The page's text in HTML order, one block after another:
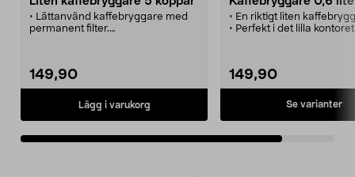
• Lättanvänd kaffebryggare med
permanent filter.
flergångsfiltret tål maskindisk.
• Torrkokningsskydd och
automatisk avstängning.
• Brygger upp till 5 koppar kaffe.
149,90
Lägg i varukorg
• En riktigt liten
• Perfekt i det lilla
• Autostopp.
149,90
Se varianter